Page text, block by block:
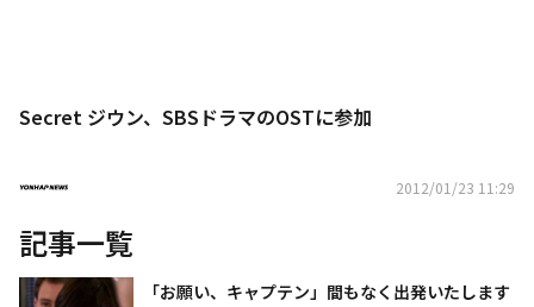
Secret ジウン、SBSドラマのOSTに参加
2012/01/23 11:29
記事一覧
「お願い、キャプテン」間もなく出発いたします